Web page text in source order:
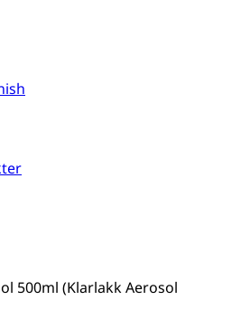
500ml (Klarlakk Aerosol